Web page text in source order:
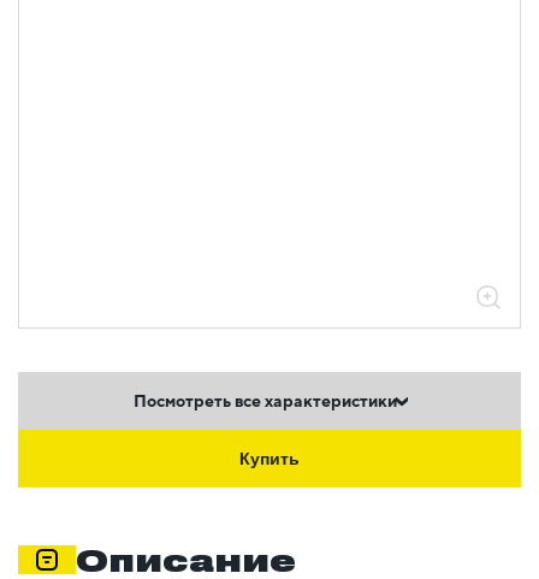
Посмотреть все характеристики
Купить
Описание